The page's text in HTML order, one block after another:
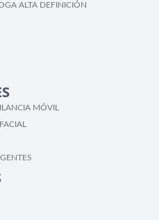
ALTA DEFINICIÓN
MÓVIL